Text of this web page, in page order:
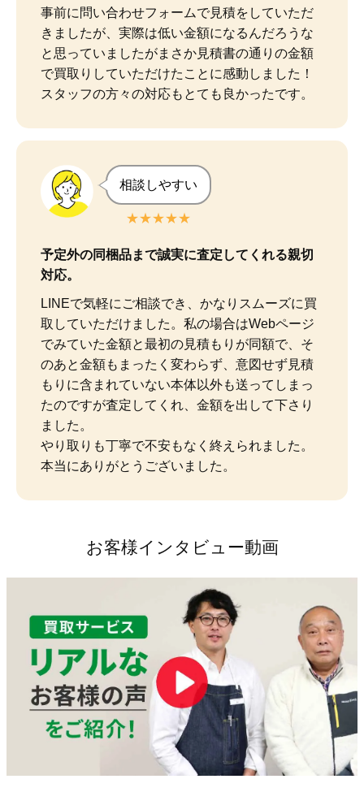
事前に問い合わせフォームで見積をしていただ
きましたが、実際は低い金額になるんだろうな
と思っていましたがまさか見積書の通りの金額
で買取りしていただけたことに感動しました！
スタッフの方々の対応もとても良かったです。
相談しやすい
★★★★★
予定外の同梱品まで誠実に査定してくれる親切
対応。
LINEで気軽にご相談でき、かなりスムーズに買
取していただけました。私の場合はWebページ
でみていた金額と最初の見積もりが同額で、そ
のあと金額もまったく変わらず、意図せず見積
もりに含まれていない本体以外も送ってしまっ
たのですが査定してくれ、金額を出して下さり
ました。
やり取りも丁寧で不安もなく終えられました。
本当にありがとうございました。
お客様インタビュー動画